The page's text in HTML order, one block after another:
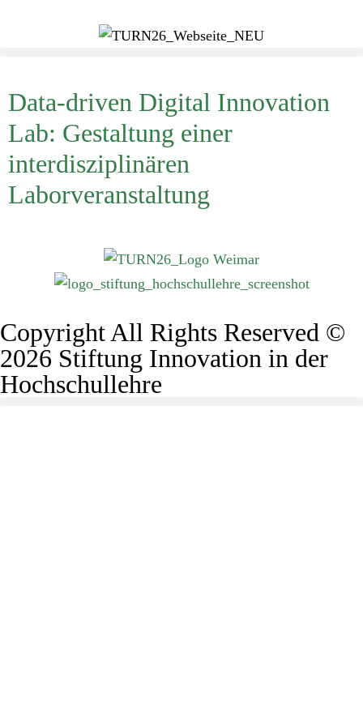
Data-driven Digital Innovation
Lab: Gestaltung einer
interdisziplinären
Laborveranstaltung
Copyright All Rights Reserved ©
2026 Stiftung Innovation in der
Hochschullehre